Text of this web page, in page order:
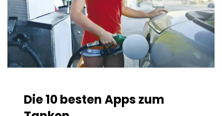
Die 10 besten Apps zum